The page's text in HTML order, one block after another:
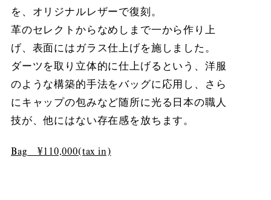
を、オリジナルレザーで復刻。
革のセレクトからなめしまで一から作り上
げ、表面にはガラス仕上げを施しました。
ダーツを取り立体的に仕上げるという、洋服
のような構築的手法をバッグに応用し、さら
にキャップの包みなど随所に光る日本の職人
技が、他にはない存在感を放ちます。
Bag ¥110,000(tax in)